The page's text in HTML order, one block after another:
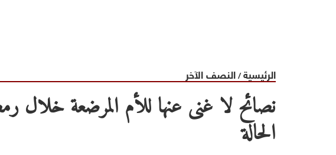
الرئيسية/النصف الآخر
نصائح لا غنى عنها للأم المرضعة
الحالة